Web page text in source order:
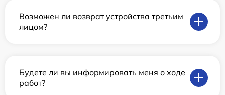
Возможен ли возврат устройства третьим
лицом?
Будете ли вы информировать меня о ходе
работ?